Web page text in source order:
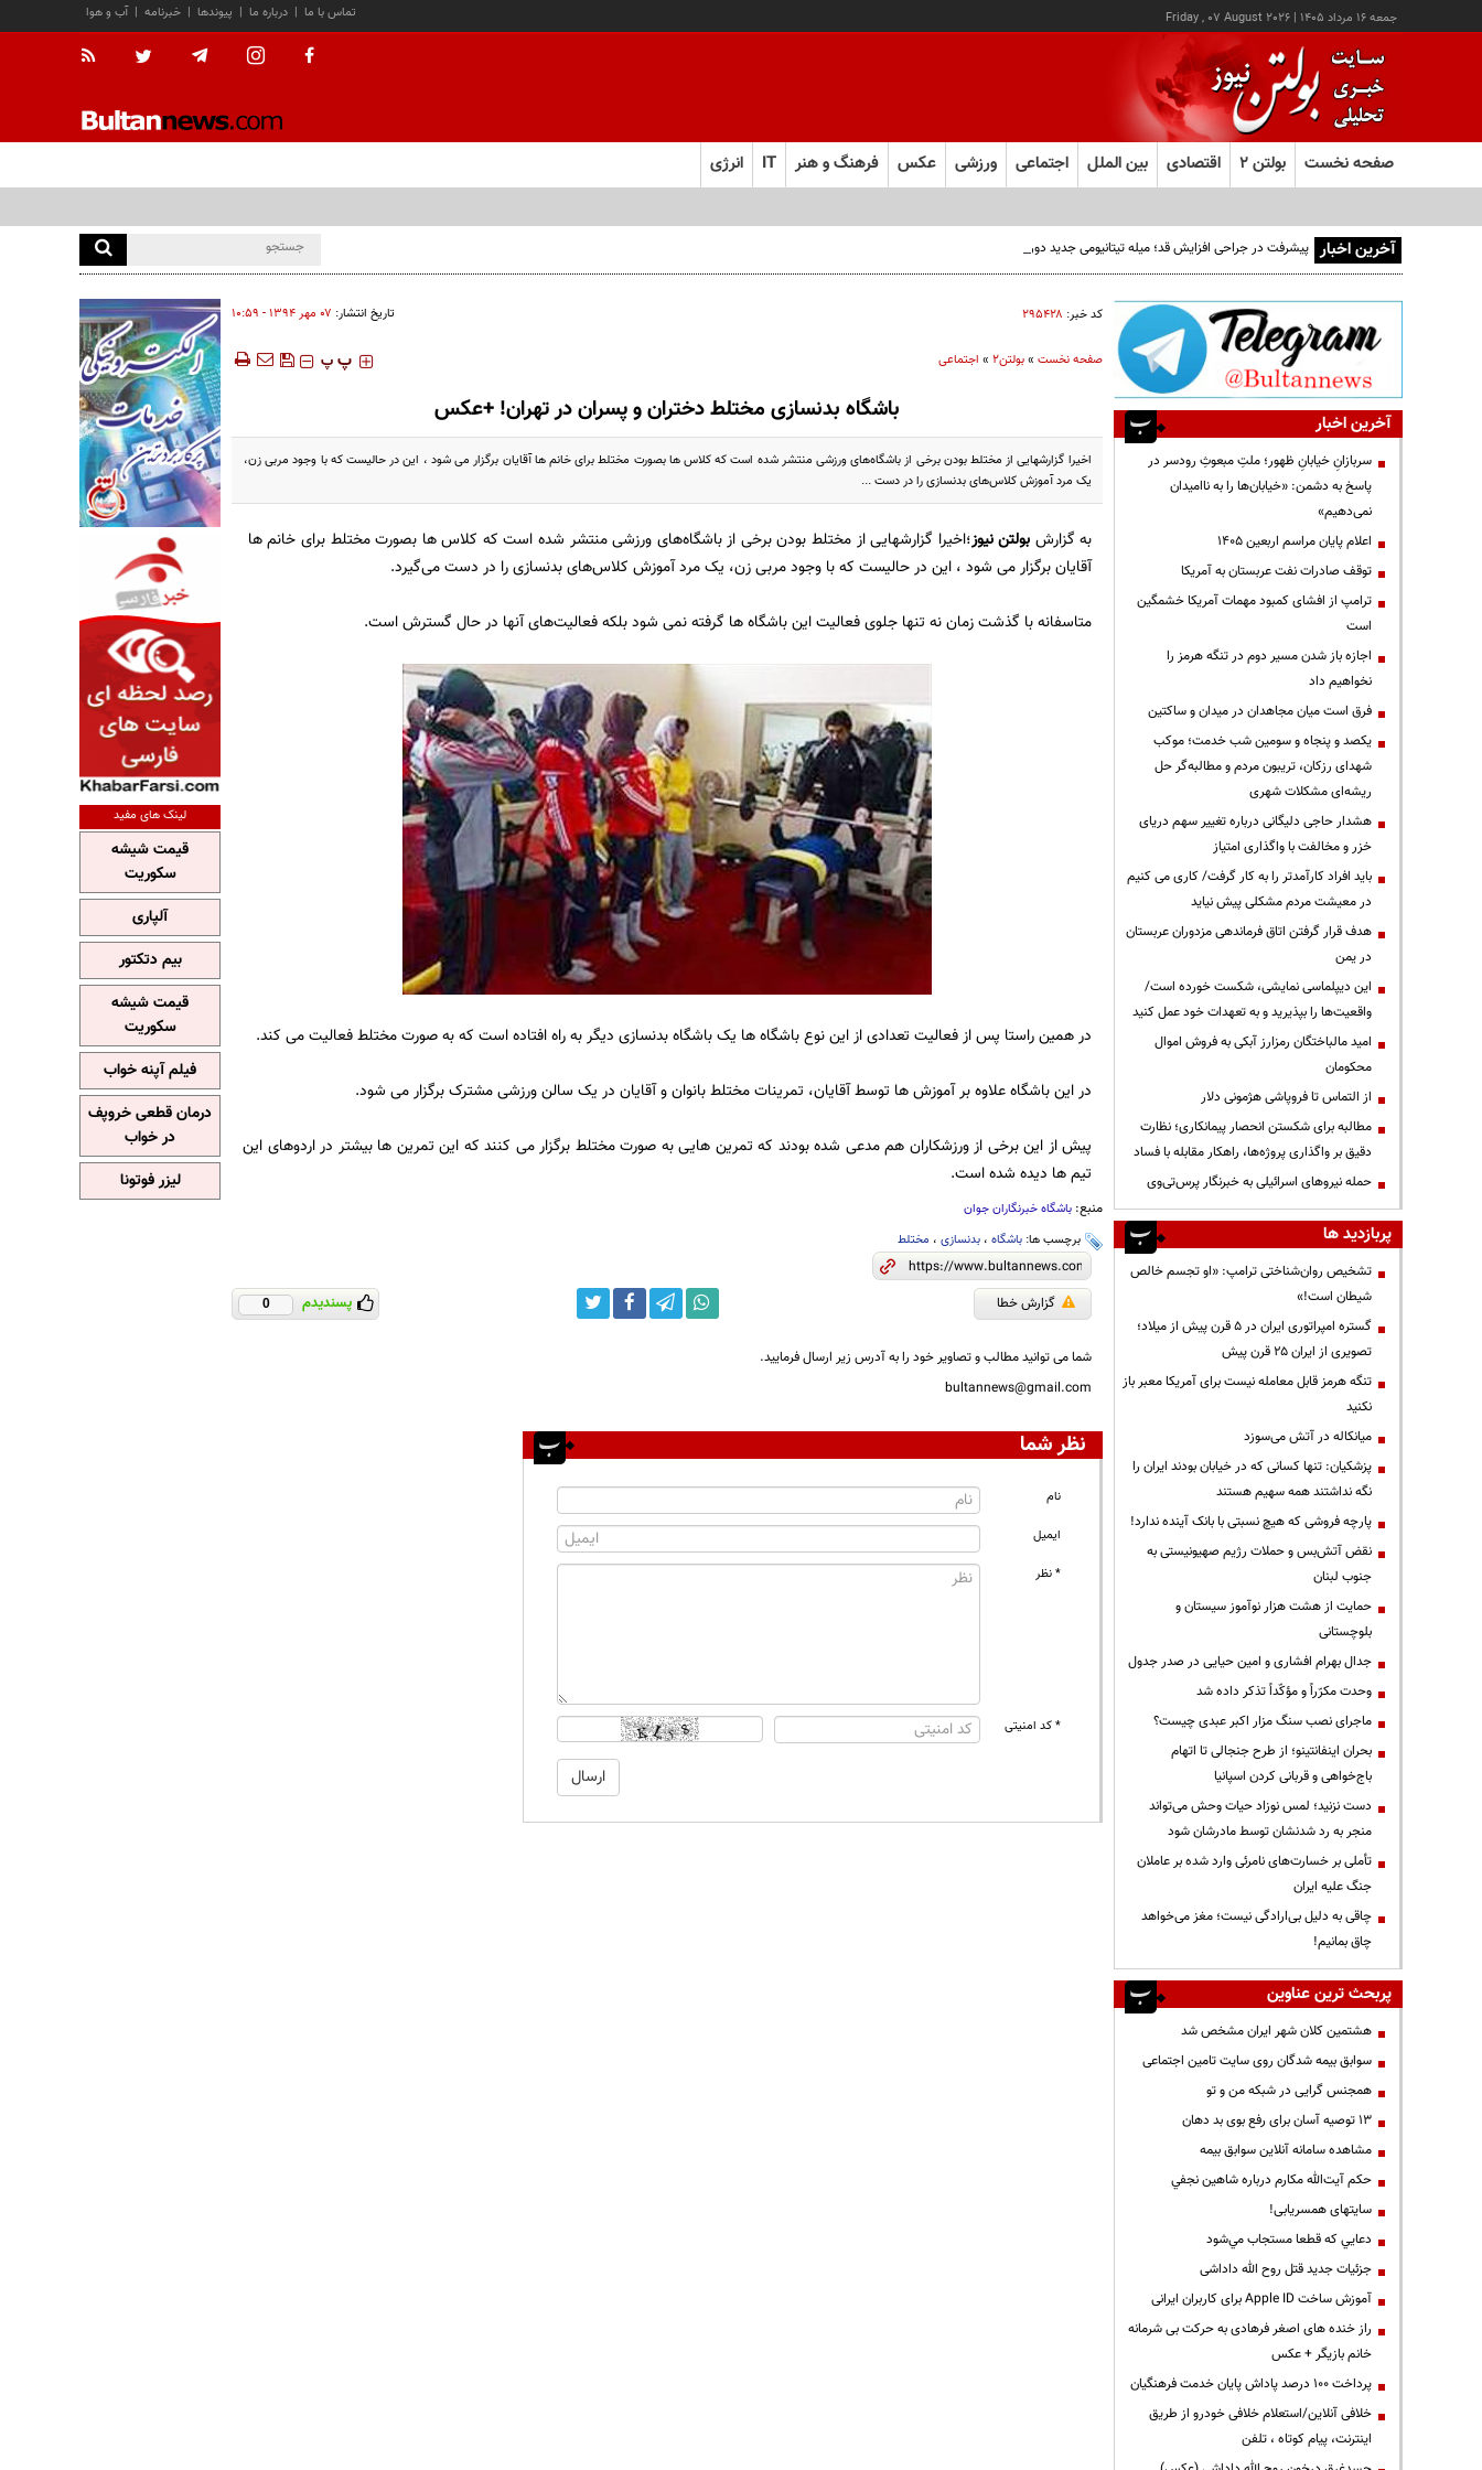
جمعه ۱۶ مرداد ۱۴۰۵ |
Friday , 07 August 2026 آب و هوا | خبرنامه | پیوندها | درباره ما | تماس با ما
صفحه نخست بولتن ۲ اقتصادی بین الملل اجتماعی ورزشی عکس فرهنگ و هنر IT انرژی
آخرین اخبار پیشرفت در جراحی افزایش قد؛ میله تیتانیومی جدید دوره نقاهت را از چند ماه به چند هفته کاهش می‌دهد
کد خبر: ۲۹۵۴۲۸ تاریخ انتشار: ۰۷ مهر ۱۳۹۴ - ۱۰:۵۹
صفحه نخست»بولتن2 » اجتماعی ‍‍‍ پ پ
باشگاه بدنسازی مختلط دختران و پسران در تهران! +عکس
اخیرا گزارشهایی از مختلط بودن برخی از باشگاه‌های ورزشی منتشر شده است که کلاس ها بصورت مختلط برای خانم ها آقایان برگزار می شود ، این در حالیست که با وجود مربی زن،
یک مرد آموزش کلاس‌های بدنسازی را در دست ...
به گزارش بولتن نیوز؛اخیرا گزارشهایی از مختلط بودن برخی از باشگاه‌های ورزشی منتشر شده است که کلاس ها بصورت مختلط برای خانم ها
آقایان برگزار می شود ، این در حالیست که با وجود مربی زن، یک مرد آموزش کلاس‌های بدنسازی را در دست می‌گیرد.
متاسفانه با گذشت زمان نه تنها جلوی فعالیت این باشگاه ها گرفته نمی شود بلکه فعالیت‌های آنها در حال گسترش است.
در همین راستا پس از فعالیت تعدادی از این نوع باشگاه ها یک باشگاه بدنسازی دیگر به راه افتاده است که به صورت مختلط فعالیت می کند.
در این باشگاه علاوه بر آموزش ها توسط آقایان،‌ تمرینات مختلط بانوان و آقایان در یک سالن ورزشی مشترک برگزار می شود.
پیش از این برخی از ورزشکاران هم مدعی شده بودند که تمرین هایی به صورت مختلط برگزار می کنند که این تمرین ها بیشتر در اردوهای این
تیم ها دیده شده است.
منبع: باشگاه خبرنگاران جوان
برچسب ها: باشگاه، بدنسازی، مختلط
گزارش خطا پسندیدم 0
شما می توانید مطالب و تصاویر خود را به آدرس زیر ارسال فرمایید.
bultannews@gmail.com
نظر شما
نام
ایمیل
* نظر
* کد امنیتی
آخرین اخبار
سربازانِ خیابانِ ظهور؛ ملتِ مبعوثِ رودسر در
پاسخ به دشمن: «خیابان‌ها را به ناامیدان
نمی‌دهیم»
اعلام پایان مراسم اربعین ۱۴۰۵
توقف صادرات نفت عربستان به آمریکا
ترامپ از افشای کمبود مهمات آمریکا خشمگین
است
اجازه باز شدن مسیر دوم در تنگه هرمز را
نخواهیم داد
فرق است میان مجاهدان در میدان و ساکتین
یکصد و پنجاه و سومین شب خدمت؛ موکب
شهدای رزکان، تریبون مردم و مطالبه‌گر حل
ریشه‌ای مشکلات شهری
هشدار حاجی دلیگانی درباره تغییر سهم دریای
خزر و مخالفت با واگذاری امتیاز
باید افراد کارآمدتر را به کار گرفت/ کاری می کنیم
در معیشت مردم مشکلی پیش نیاید
هدف قرار گرفتن اتاق‌ فرماندهی مزدوران عربستان
در یمن
این دیپلماسی نمایشی، شکست خورده است/
واقعیت‌ها را بپذیرید و به تعهدات خود عمل کنید
امید مالباختگان رمزارز آبکی به فروش اموال
محکومان
از التماس تا فروپاشی هژمونی دلار
مطالبه برای شکستن انحصار پیمانکاری؛ نظارت
دقیق بر واگذاری پروژه‌ها، راهکار مقابله با فساد
حمله نیروهای اسرائیلی به خبرنگار پرس‌تی‌وی
پربازدید ها
تشخیص روان‌شناختی ترامپ: «او تجسم خالص
شیطان است!»
گستره امپراتوری ایران در ۵ قرن پیش از میلاد؛
تصویری از ایران ۲۵ قرن پیش
تنگه هرمز قابل معامله نیست برای آمریکا معبر باز
نکنید
میانکاله در آتش می‌سوزد
پزشکیان: تنها کسانی که در خیابان بودند ایران را
نگه نداشتند همه سهیم هستند
پارچه فروشی که هیچ نسبتی با بانک آینده ندارد!
نقض آتش‌بس و حملات رژیم صهیونیستی به
جنوب لبنان
حمایت از هشت هزار نوآموز سیستان و
بلوچستانی
جدال بهرام افشاری و امین حیایی در صدر جدول
وحدت مکرّراً و مؤکّداً تذکر داده شد
ماجرای نصب سنگ مزار اکبر عبدی چیست؟
بحران اینفانتینو؛ از طرح جنجالی تا اتهام
باج‌خواهی و قربانی کردن اسپانیا
دست نزنید؛ لمس نوزاد حیات وحش می‌تواند
منجر به رد شدنشان توسط مادرشان شود
تأملی بر خسارت‌های نامرئی وارد شده بر عاملان
جنگ علیه ایران
چاقی به دلیل بی‌ارادگی نیست؛ مغز می‌خواهد
چاق بمانیم!
پربحث ترین عناوین
هشتمین کلان شهر ایران مشخص شد
سوابق بیمه شدگان روی سایت تامین اجتماعی
همجنس گرایی در شبکه من و تو
13 توصیه آسان برای رفع بوی بد دهان
مشاهده سامانه آنلاين سوابق بیمه
حكم آيت‌الله مكارم درباره شاهين نجفي
سایتهای همسریابی!
دعايي كه قطعا مستجاب مي‌شود
جزئیات جدید قتل روح الله داداشی
آموزش ساخت Apple ID برای کاربران ایرانی
راز خنده های اصغر فرهادی به حرکت بی شرمانه
خانم بازیگر + عکس
پرداخت ۱۰۰ درصد پاداش پایان خدمت فرهنگیان
خلافی آنلاین/استعلام خلافی خودرو از طریق
اینترنت، پیام کوتاه ، تلفن
لینک های مفید
قیمت شیشه
سکوریت
آلپاری
بیم دتکتور
قیمت شیشه
سکوریت
فیلم آپنه خواب
درمان قطعی خروپف
در خواب
لیزر فوتونا